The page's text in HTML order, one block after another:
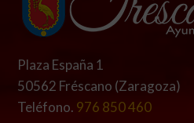
Plaza España 1
50562 Fréscano (Zaragoza)
Teléfono. 976 850 460